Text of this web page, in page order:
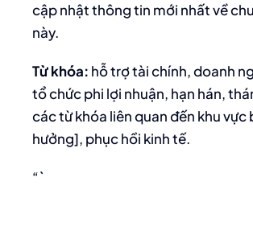
cập nhật thông tin mới nhất về
này.
Từ khóa: hỗ trợ tài chính, doanh
tổ chức phi lợi nhuận, hạn hán,
các từ khóa liên quan đến khu vực
hưởng], phục hồi kinh tế.
“`